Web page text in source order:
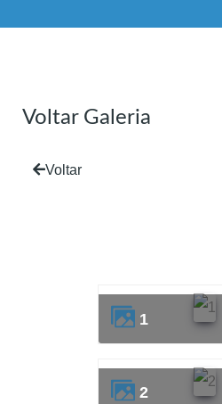
Voltar Galeria
Voltar
1
2